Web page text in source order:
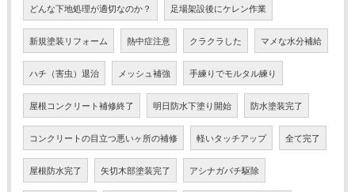
どんな下地処理が適切なのか？ 足場架設後にケレン作業
新規塗装リフォーム 熱中症注意 クラクラした マメな水分補給
ハチ（害虫）退治 メッシュ補強 手練りでモルタル練り
屋根コンクリート補修終了 明日防水下塗り開始 防水塗装完了
コンクリートの目立つ悪いヶ所の補修 軽いタッチアップ 全て完了
屋根防水完了 矢切木部塗装完了 アシナガバチ駆除